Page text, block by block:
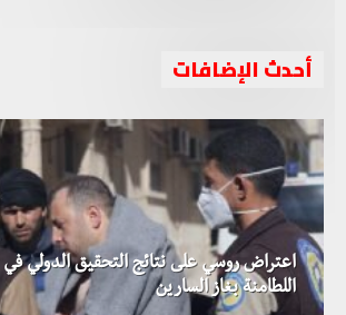
أحدث الإضافات
اعتراض روسي على نتائج التحقيق الدولي
اللطامنة بغاز السارين